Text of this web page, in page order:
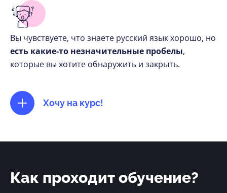
Вы чувствуете, что знаете русский язык хорошо, но
есть какие-то незначительные пробелы,
которые вы хотите обнаружить и закрыть.
Хочу на курс!
Как проходит обучение?